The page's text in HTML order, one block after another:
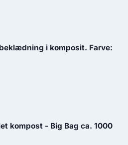
i komposit. Farve:
kompost - Big Bag ca. 1000